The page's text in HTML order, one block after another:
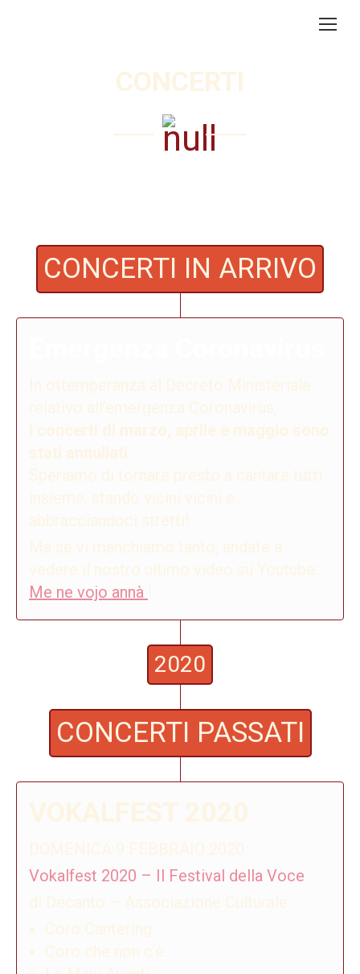
CONCERTI
CONCERTI IN ARRIVO
In ottemperanza al Decreto Ministeriale
relativo all’emergenza Coronavirus,
i concerti di marzo, aprile e maggio sono
stati annullati
Speriamo di tornare presto a cantare tutti
insieme, stando vicini vicini e
abbracciandoci stretti!
Ma se vi manchiamo tanto, andate a
vedere il nostro ultimo video su Youtube:
Me ne vojo annà !
2020
CONCERTI PASSATI
VOKALFEST 2020
DOMENICA 9 FEBBRAIO 2020
Vokalfest 2020 – Il Festival della Voce
di Decanto – Associazione Culturale
Coro Cantering
Coro che non c’è